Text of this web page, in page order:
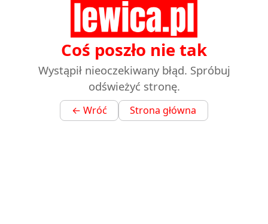
Coś poszło nie tak
Wystąpił nieoczekiwany błąd. Spróbuj
odświeżyć stronę.
← Wróć Strona główna